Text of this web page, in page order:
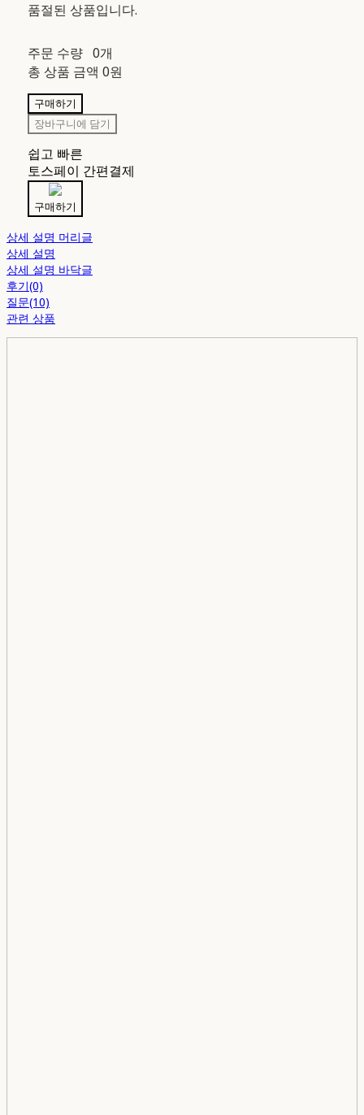
품절된 상품입니다.
주문 수량 0개
총 상품 금액 0원
구매하기
장바구니에 담기
쉽고 빠른
토스페이 간편결제
구매하기
상세 설명 머리글
상세 설명
상세 설명 바닥글
후기(0)
질문(10)
관련 상품